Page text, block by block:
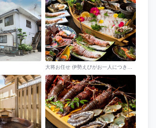
大将お任せ 伊勢えびがお一人につき３匹（塩ゆで、焼き、蒸し） /例（2人前）